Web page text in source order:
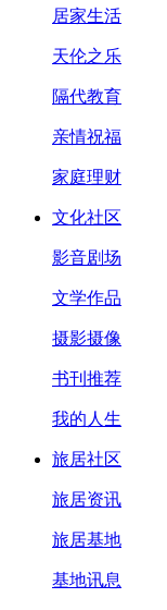
居家生活
天伦之乐
隔代教育
亲情祝福
家庭理财
文化社区
影音剧场
文学作品
摄影摄像
书刊推荐
我的人生
旅居社区
旅居资讯
旅居基地
基地讯息